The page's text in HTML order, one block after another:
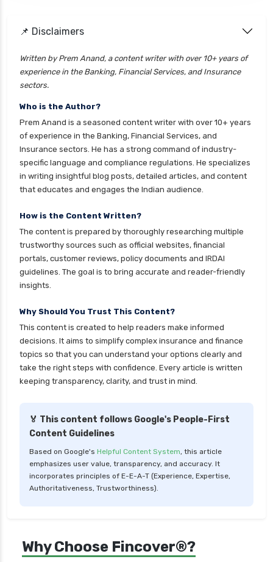
📌 Disclaimers
Written by Prem Anand, a content writer with over 10+ years of
experience in the Banking, Financial Services, and Insurance
sectors.
Who is the Author?
Prem Anand is a seasoned content writer with over 10+ years
of experience in the Banking, Financial Services, and
Insurance sectors. He has a strong command of industry-
specific language and compliance regulations. He specializes
in writing insightful blog posts, detailed articles, and content
that educates and engages the Indian audience.
How is the Content Written?
The content is prepared by thoroughly researching multiple
trustworthy sources such as official websites, financial
portals, customer reviews, policy documents and IRDAI
guidelines. The goal is to bring accurate and reader-friendly
insights.
Why Should You Trust This Content?
This content is created to help readers make informed
decisions. It aims to simplify complex insurance and finance
topics so that you can understand your options clearly and
take the right steps with confidence. Every article is written
keeping transparency, clarity, and trust in mind.
🏅 This content follows Google's People-First
Content Guidelines
Based on Google's Helpful Content System, this article
emphasizes user value, transparency, and accuracy. It
incorporates principles of E-E-A-T (Experience, Expertise,
Authoritativeness, Trustworthiness).
Why Choose Fincover®?